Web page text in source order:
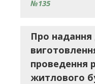
№135
Про надання
проведення
житлового